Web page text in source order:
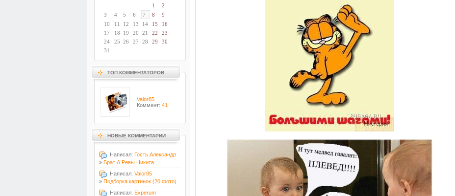
1
2
3
4 5 6 7 8
9
10
11 12 13 14 15
16
17
18 19 20 21 22
23
24
25 26 27 28 29
30
31
ТОП КОММЕНТАТОРОВ
Valor85
Коммент: 41
НОВЫЕ КОММЕНТАРИИ
Написал: Гость Александр
» Брат А.Ревы Никита
Написал: Valor85
» Подборка картинок (20 фото)
Написал: Experum